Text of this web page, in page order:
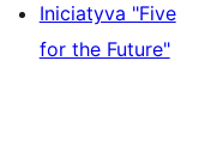
Iniciatyva "Five
for the Future"